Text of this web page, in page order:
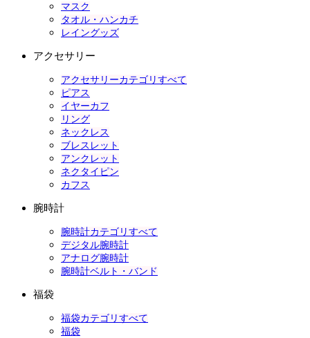
マスク
タオル・ハンカチ
レイングッズ
アクセサリー
アクセサリーカテゴリすべて
ピアス
イヤーカフ
リング
ネックレス
ブレスレット
アンクレット
ネクタイピン
カフス
腕時計
腕時計カテゴリすべて
デジタル腕時計
アナログ腕時計
腕時計ベルト・バンド
福袋
福袋カテゴリすべて
福袋